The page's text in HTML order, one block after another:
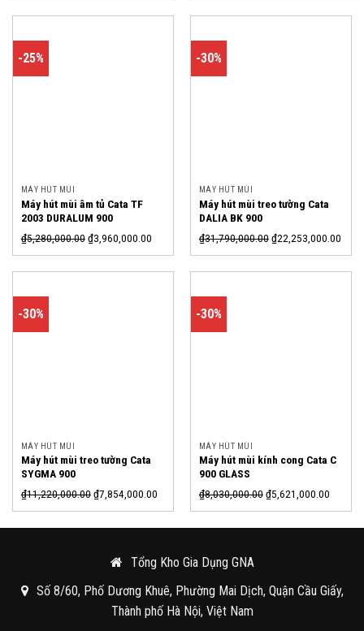
-25%
MÁY HÚT MÙI
Máy hút mùi âm tủ Cata TF
2003 DURALUM 900
₫5,280,000.00 ₫3,960,000.00
-30%
MÁY HÚT MÙI
Máy hút mùi treo tường Cata
DALIA BK 900
₫31,790,000.00 ₫22,253,000.00
-30%
MÁY HÚT MÙI
Máy hút mùi treo tường Cata
SYGMA 900
₫11,220,000.00 ₫7,854,000.00
-30%
MÁY HÚT MÙI
Máy hút mùi kính cong Cata C
900 GLASS
₫8,030,000.00 ₫5,621,000.00
Tổng Kho Gia Dụng GNA
Số 8/60, Phố Dương Khuê, Phường Mai Dịch, Quận Cầu Giấy,
Thành phố Hà Nội, Việt Nam